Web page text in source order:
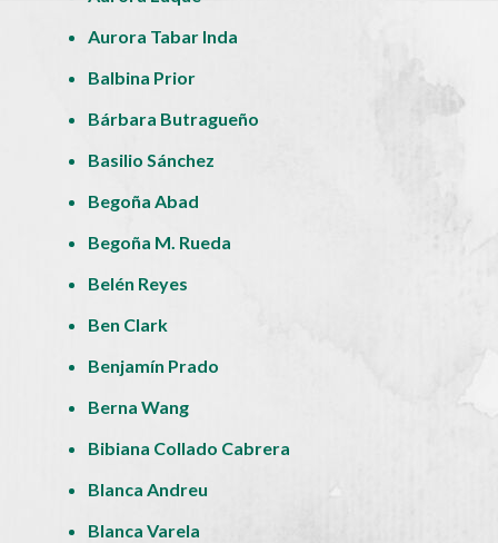
Aurora Tabar Inda
Balbina Prior
Bárbara Butragueño
Basilio Sánchez
Begoña Abad
Begoña M. Rueda
Belén Reyes
Ben Clark
Benjamín Prado
Berna Wang
Bibiana Collado Cabrera
Blanca Andreu
Blanca Varela